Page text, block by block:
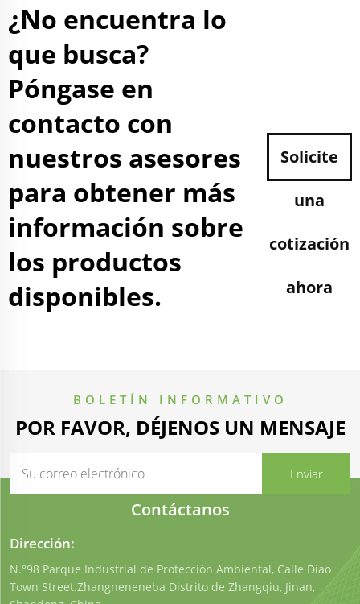
¿No encuentra lo
que busca?
Póngase en
contacto con
nuestros asesores
para obtener más
información sobre
los productos
disponibles.
Solicite
una
cotización
ahora
BOLETÍN INFORMATIVO
POR FAVOR, DÉJENOS UN MENSAJE
Contáctanos
Dirección:
N.°98 Parque Industrial de Protección Ambiental, Calle Diao
Town Street.Zhangneneneba Distrito de Zhangqiu, Jinan,